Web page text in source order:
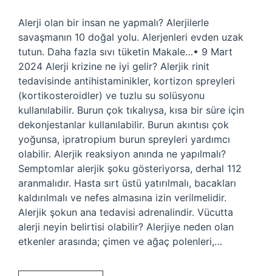
Alerji olan bir insan ne yapmalı? Alerjilerle
savaşmanın 10 doğal yolu. Alerjenleri evden uzak
tutun. Daha fazla sıvı tüketin Makale…• 9 Mart
2024 Alerji krizine ne iyi gelir? Alerjik rinit
tedavisinde antihistaminikler, kortizon spreyleri
(kortikosteroidler) ve tuzlu su solüsyonu
kullanılabilir. Burun çok tıkalıysa, kısa bir süre için
dekonjestanlar kullanılabilir. Burun akıntısı çok
yoğunsa, ipratropium burun spreyleri yardımcı
olabilir. Alerjik reaksiyon anında ne yapılmalı?
Semptomlar alerjik şoku gösteriyorsa, derhal 112
aranmalıdır. Hasta sırt üstü yatırılmalı, bacakları
kaldırılmalı ve nefes almasına izin verilmelidir.
Alerjik şokun ana tedavisi adrenalindir. Vücutta
alerji neyin belirtisi olabilir? Alerjiye neden olan
etkenler arasında; çimen ve ağaç polenleri,…